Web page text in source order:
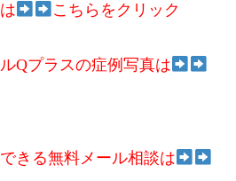
こちらをクリック
Qプラスの症例写真は
きる無料メール相談は